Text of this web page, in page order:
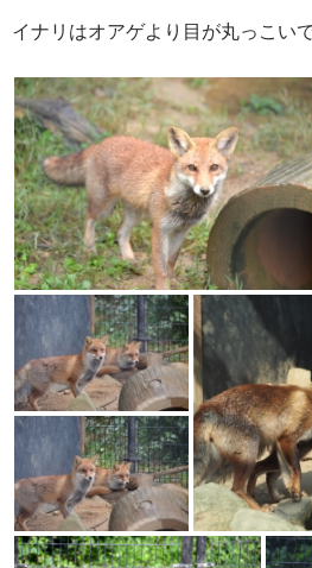
イナリはオアゲより目が丸っこい